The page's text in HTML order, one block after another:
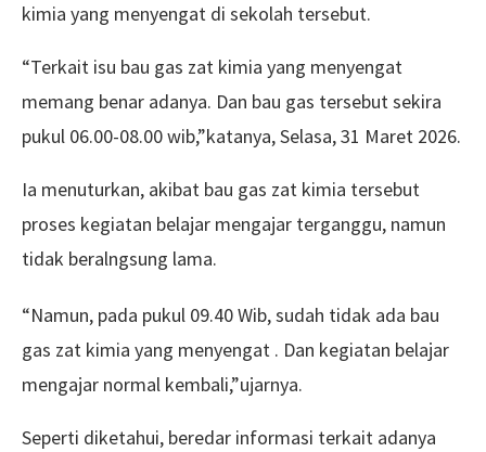
kimia yang menyengat di sekolah tersebut.
“Terkait isu bau gas zat kimia yang menyengat
memang benar adanya. Dan bau gas tersebut sekira
pukul 06.00-08.00 wib,”katanya, Selasa, 31 Maret 2026.
Ia menuturkan, akibat bau gas zat kimia tersebut
proses kegiatan belajar mengajar terganggu, namun
tidak beralngsung lama.
“Namun, pada pukul 09.40 Wib, sudah tidak ada bau
gas zat kimia yang menyengat . Dan kegiatan belajar
mengajar normal kembali,”ujarnya.
Seperti diketahui, beredar informasi terkait adanya